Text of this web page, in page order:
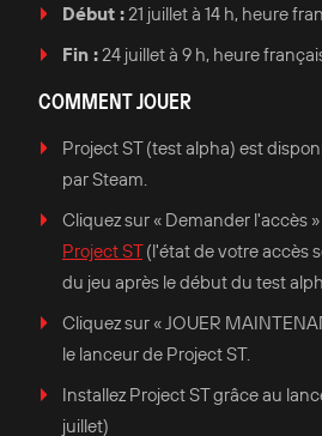
Début :21 juillet à 14 h, heure
Fin :24 juillet à 9 h, heure
COMMENT JOUER
Project ST (test alpha) est
par Steam.
Cliquez sur « Demander l'accès »
Project ST(l'état de votre accès
du jeu après le début du test
Cliquez sur « JOUER
le lanceur de Project ST.
Installez Project ST grâce au
juillet)